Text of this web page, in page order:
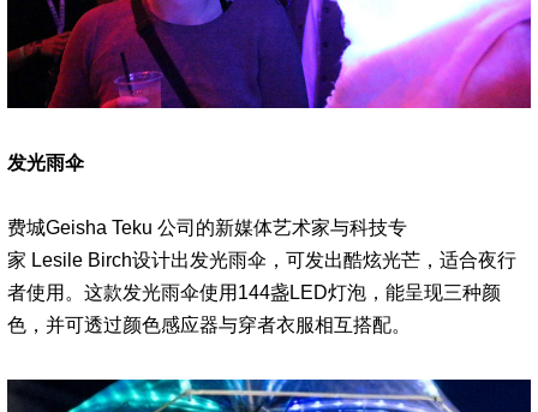
发光雨伞
费城Geisha Teku 公司的新媒体艺术家与科技专
家 Lesile Birch设计出发光雨伞，可发出酷炫光芒，适合夜行
者使用。这款发光雨伞使用144盏LED灯泡，能呈现三种颜
色，并可透过颜色感应器与穿者衣服相互搭配。